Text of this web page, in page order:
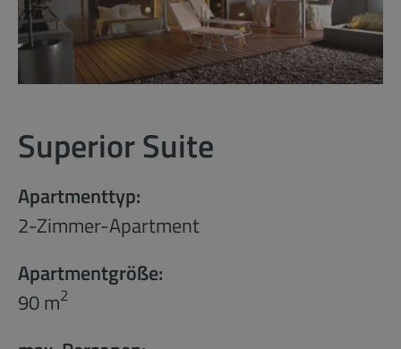
Superior Suite
Apartmenttyp:
2-Zimmer-Apartment
Apartmentgröße:
90 m2